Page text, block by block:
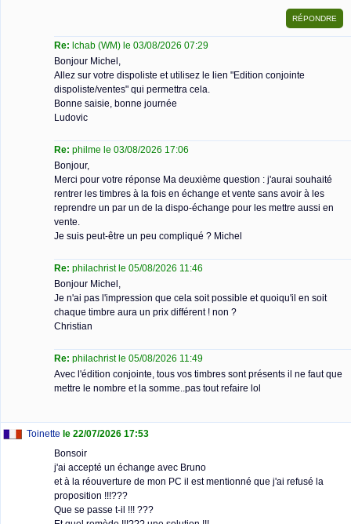
Re: lchab (WM) le 03/08/2026 07:29
Bonjour Michel,
Allez sur votre dispoliste et utilisez le lien "Edition conjointe
dispoliste/ventes" qui permettra cela.
Bonne saisie, bonne journée
Ludovic
Re: philme le 03/08/2026 17:06
Bonjour,
Merci pour votre réponse Ma deuxième question : j'aurai souhaité
rentrer les timbres à la fois en échange et vente sans avoir à les
reprendre un par un de la dispo-échange pour les mettre aussi en
vente.
Je suis peut-être un peu compliqué ? Michel
Re: philachrist le 05/08/2026 11:46
Bonjour Michel,
Je n'ai pas l'impression que cela soit possible et quoiqu'il en soit
chaque timbre aura un prix différent ! non ?
Christian
Re: philachrist le 05/08/2026 11:49
Avec l'édition conjointe, tous vos timbres sont présents il ne faut que
mettre le nombre et la somme..pas tout refaire lol
Toinette le 22/07/2026 17:53
Bonsoir
j'ai accepté un échange avec Bruno
et à la réouverture de mon PC il est mentionné que j'ai refusé la
proposition !!!???
Que se passe t-il !!! ???